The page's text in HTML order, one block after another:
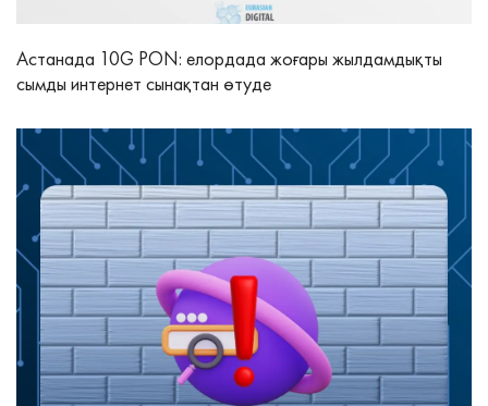
Астанада 10G PON: елордада жоғары жылдамдықты
сымды интернет сынақтан өтуде